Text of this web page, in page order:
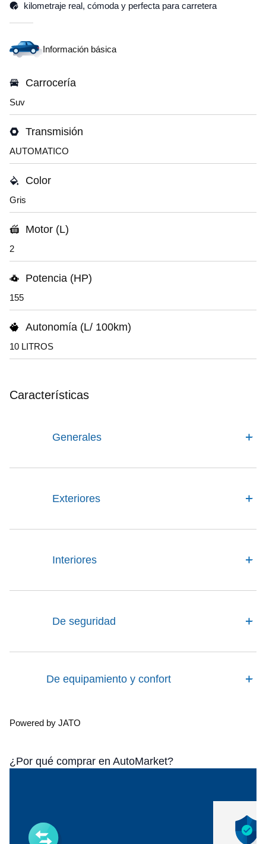
kilometraje real, cómoda y perfecta para carretera
Información básica
Carrocería
Suv
Transmisión
AUTOMATICO
Color
Gris
Motor (L)
2
Potencia (HP)
155
Autonomía (L/ 100km)
10 LITROS
Características
Generales
Exteriores
Interiores
De seguridad
De equipamiento y confort
Powered by JATO
¿Por qué comprar en AutoMarket?